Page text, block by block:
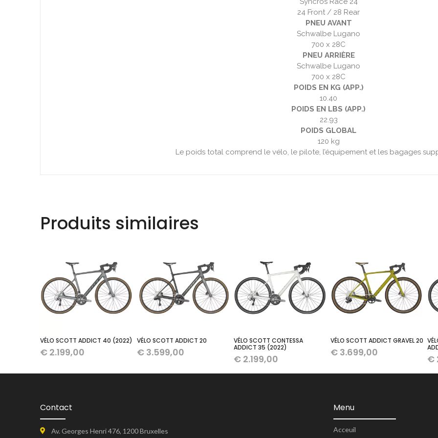
24 Front / 28 Rear
PNEU AVANT
Schwalbe Lugano
700 x 28C
PNEU ARRIÈRE
Schwalbe Lugano
700 x 28C
POIDS EN KG (APP.)
10.40
POIDS EN LBS (APP.)
22.93
POIDS GLOBAL
120 kg
Le poids total comprend le vélo, le pilote, l’équipement et les bagages
Produits similaires
VÉLO SCOTT ADDICT 40 (2022)
€ 2.199,00
VÉLO SCOTT ADDICT 20
€ 3.599,00
VÉLO SCOTT CONTESSA
ADDICT 35 (2022)
€ 2.199,00
VÉLO SCOTT ADDICT GRAVEL 20
€ 3.699,00
€
Contact
Av. Georges Henri 476, 1200 Bruxelles
Menu
Acceuil